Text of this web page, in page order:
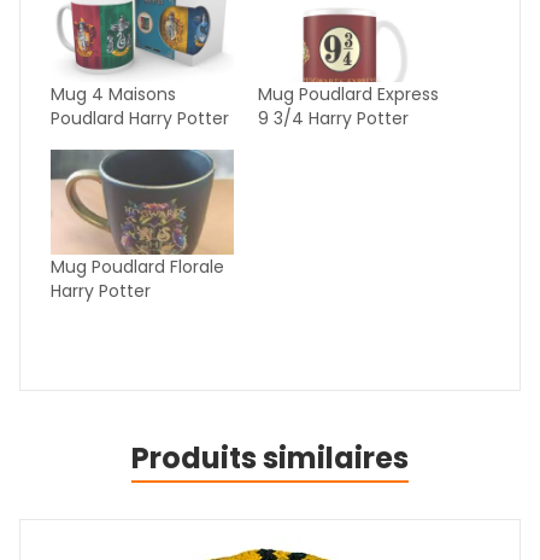
Mug 4 Maisons
Poudlard Harry Potter
Mug Poudlard Express
9 3/4 Harry Potter
Mug Poudlard Florale
Harry Potter
Produits similaires